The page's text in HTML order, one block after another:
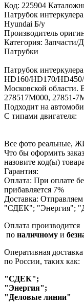
Код: 225904
Патрубок
Hyundai Б/у
Производитель
Категория: Запчасти/
Патрубки
Патрубок
HD160/HD170/
Московской области.
278517M000, 27851-
Подходит на
С типами двигателя:
Все фото реальные,
Что бы оформить
назовите код(ы)
Гарантия:
Оплата: При оплате
прибавляется 7%
Доставка:
"СДЕК"; "Энергия";
Оплата производится
по наличному и
Оперативная
по России, таких как:
"СДЕК";
"Энергия";
"Деловые линии"